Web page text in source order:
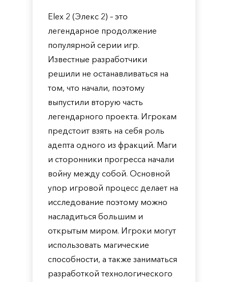
Elex 2 (Элекс 2) – это
легендарное продолжение
популярной серии игр.
Известные разработчики
решили не останавливаться на
том, что начали, поэтому
выпустили вторую часть
легендарного проекта. Игрокам
предстоит взять на себя роль
адепта одного из фракций. Маги
и сторонники прогресса начали
войну между собой. Основной
упор игровой процесс делает на
исследование поэтому можно
насладиться большим и
открытым миром. Игроки могут
использовать магические
способности, а также заниматься
разработкой технологического